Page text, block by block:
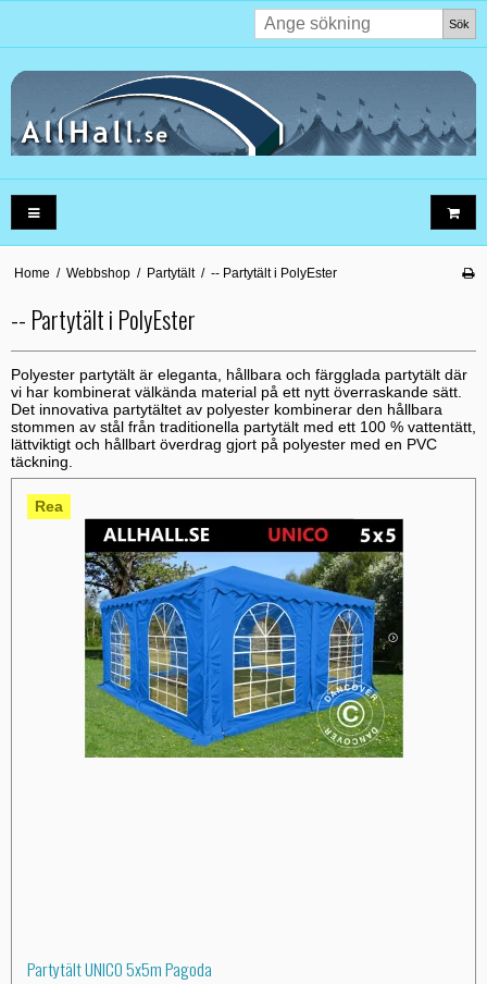
Sök
Home / Webbshop / Partytält / -- Partytält i PolyEster
-- Partytält i PolyEster
Polyester partytält är eleganta, hållbara och färgglada partytält där
vi har kombinerat välkända material på ett nytt överraskande sätt.
Det innovativa partytältet av polyester kombinerar den hållbara
stommen av stål från traditionella partytält med ett 100 % vattentätt,
lättviktigt och hållbart överdrag gjort på polyester med en PVC
täckning.
Rea
Partytält UNICO 5x5m Pagoda